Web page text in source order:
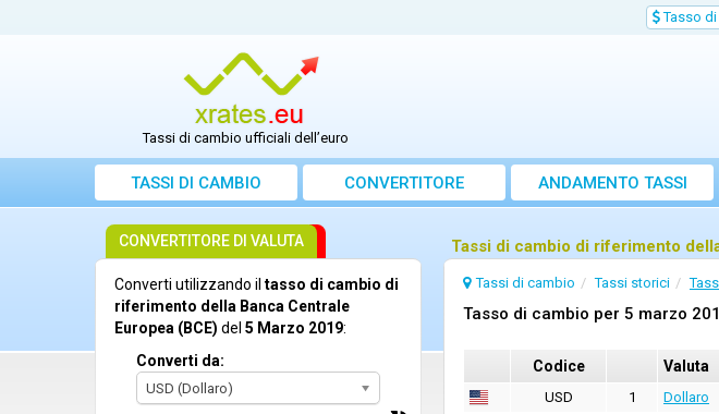
Tasso
Tassi di cambio ufficiali dell’euro
TASSI DI CAMBIO CONVERTITORE ANDAMENTO TASSI
Tassi di cambio di riferimento
Tassi di cambio Tassi storici
Tasso di cambio per 5 marzo
Codice Valuta
USD 1 Dollaro
CONVERTITORE DI VALUTA
Converti utilizzando il tasso di cambio di
riferimento della Banca Centrale
Europea (BCE) del 5 Marzo 2019:
Converti da:
USD (Dollaro)